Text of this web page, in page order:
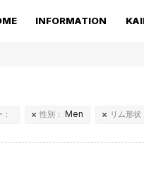
INFORMATION
性別： Men リム形状